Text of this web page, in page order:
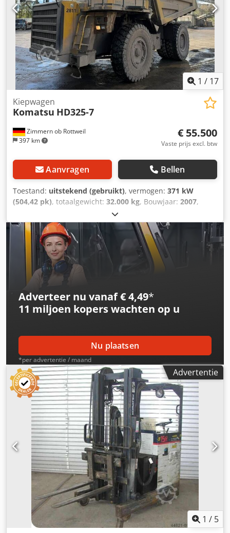
1 / 17
Zimmern ob Rottweil
397 km
Kiepwagen
Komatsu HD325-7
€ 55.500
Vaste prijs excl. btw
Aanvragen Bellen
Toestand: uitstekend (gebruikt), vermogen: 371 kW
(504,42 pk), totaalgewicht: 32.000 kg, Bouwjaar: 2007,
, KOMATSU HD325-7 Bouwjaar: 2007
Bedrijfsuren: 26.259 uur Gesloten cabine Radio Dkjdpjyybt
Sofx Andsr Airconditioning Achteruitrijcamera
Kiepbakverwarming Staat van de bak: 60-70% over
Centrale smeerinstallatie Bandenmaat: 18.00R33, ca. 80%
profiel Motorvermogen: 371 kW CE / EPA Bedrijfsgewicht:
32 ton.
Adverteer nu vanaf € 4,49*
11 miljoen koperswachten op u
Nu plaatsen
*per advertentie / maand
Advertentie
1 / 5